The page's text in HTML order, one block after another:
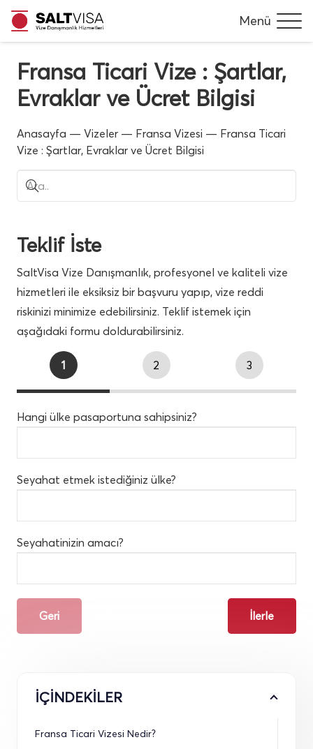
Menü
Fransa Ticari Vize : Şartlar,
Evraklar ve Ücret Bilgisi
Anasayfa — Vizeler — Fransa Vizesi — Fransa Ticari
Vize : Şartlar, Evraklar ve Ücret Bilgisi
Teklif İste
SaltVisa Vize Danışmanlık, profesyonel ve kaliteli vize
hizmetleri ile eksiksiz bir başvuru yapıp, vize reddi
riskinizi minimize edebilirsiniz. Teklif istemek için
aşağıdaki formu doldurabilirsiniz.
1 2 3
Hangi ülke pasaportuna sahipsiniz?
Seyahat etmek istediğiniz ülke?
Seyahatinizin amacı?
Geri İlerle
İÇİNDEKİLER
Fransa Ticari Vizesi Nedir?